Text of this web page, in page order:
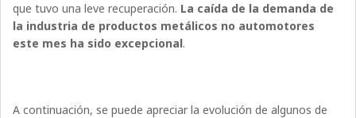
que tuvo una leve recuperación. La caída de la demanda de
la industria de productos metálicos no automotores
este mes ha sido excepcional.
A continuación, se puede apreciar la evolución de algunos de